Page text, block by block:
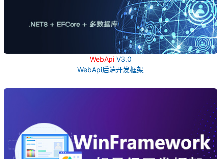
WebApiV3.0
WebApi后端开发框架